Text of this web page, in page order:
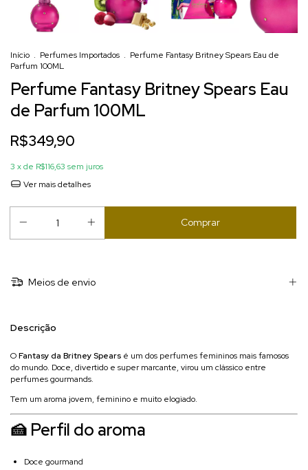
Início . Perfumes Importados . Perfume Fantasy Britney Spears Eau de
Parfum 100ML
Perfume Fantasy Britney Spears Eau
de Parfum 100ML
R$349,90
3 x de R$116,63 sem juros
Ver mais detalhes
Meios de envio
Descrição
OFantasy da Britney Spears é um dos perfumes femininos mais famosos
do mundo. Doce, divertido e super marcante, virou um clássico entre
perfumes gourmands.
Tem um aroma jovem, feminino e muito elogiado.
🍰 Perfil do aroma
Doce gourmand